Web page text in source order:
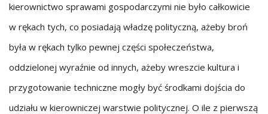
kierownictwo sprawami gospodarczymi nie było całkowicie
w rękach tych, co posiadają władzę polityczną, ażeby broń
była w rękach tylko pewnej części społeczeństwa,
oddzielonej wyraźnie od innych, ażeby wreszcie kultura i
przygotowanie techniczne mogły być środkami dojścia do
udziału w kierowniczej warstwie politycznej. O ile z pierwszą